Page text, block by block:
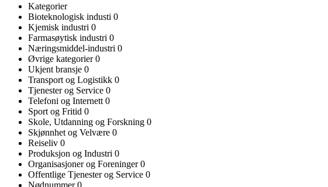
Kategorier
Bioteknologisk industi 0
Kjemisk industri 0
Farmasøytisk industri 0
Næringsmiddel-industri 0
Øvrige kategorier0
Ukjent bransje 0
Transport og Logistikk 0
Tjenester og Service 0
Telefoni og Internett 0
Sport og Fritid 0
Skole, Utdanning og Forskning 0
Skjønnhet og Velvære 0
Reiseliv 0
Produksjon og Industri 0
Organisasjoner og Foreninger0
Offentlige Tjenester og Service 0
Nødnummer0